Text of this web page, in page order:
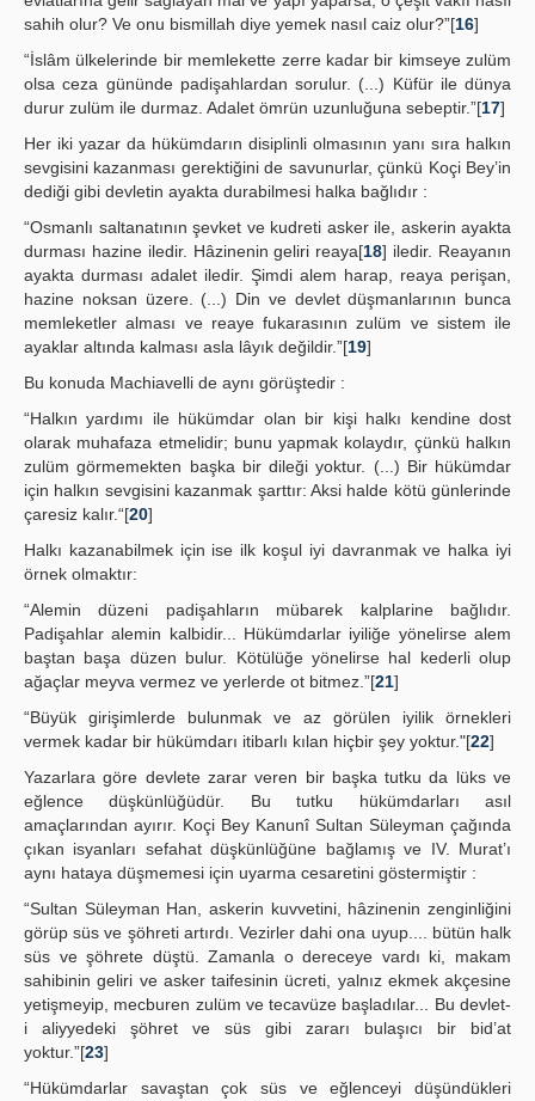
sahih olur? Ve onu bismillah diye yemek nasıl caiz olur?”[16]
“İslâm ülkelerinde bir memlekette zerre kadar bir kimseye zulüm
olsa ceza gününde padişahlardan sorulur. (...) Küfür ile dünya
durur zulüm ile durmaz. Adalet ömrün uzunluğuna sebeptir.”[17]
Her iki yazar da hükümdarın disiplinli olmasının yanı sıra halkın
sevgisini kazanması gerektiğini de savunurlar, çünkü Koçi Bey’in
dediği gibi devletin ayakta durabilmesi halka bağlıdır :
“Osmanlı saltanatının şevket ve kudreti asker ile, askerin ayakta
durması hazine iledir. Hâzinenin geliri reaya[18] iledir. Reayanın
ayakta durması adalet iledir. Şimdi alem harap, reaya perişan,
hazine noksan üzere. (...) Din ve devlet düşmanlarının bunca
memleketler alması ve reaye fukarasının zulüm ve sistem ile
ayaklar altında kalması asla lâyık değildir.”[19]
Bu konuda Machiavelli de aynı görüştedir :
“Halkın yardımı ile hükümdar olan bir kişi halkı kendine dost
olarak muhafaza etmelidir; bunu yapmak kolaydır, çünkü halkın
zulüm görmemekten başka bir dileği yoktur. (...) Bir hükümdar
için halkın sevgisini kazanmak şarttır: Aksi halde kötü günlerinde
çaresiz kalır.“[20]
Halkı kazanabilmek için ise ilk koşul iyi davranmak ve halka iyi
örnek olmaktır:
“Alemin düzeni padişahların mübarek kalplarine bağlıdır.
Padişahlar alemin kalbidir... Hükümdarlar iyiliğe yönelirse alem
baştan başa düzen bulur. Kötülüğe yönelirse hal kederli olup
ağaçlar meyva vermez ve yerlerde ot bitmez.”[21]
“Büyük girişimlerde bulunmak ve az görülen iyilik örnekleri
vermek kadar bir hükümdarı itibarlı kılan hiçbir şey yoktur."[22]
Yazarlara göre devlete zarar veren bir başka tutku da lüks ve
eğlence düşkünlüğüdür. Bu tutku hükümdarları asıl
amaçlarından ayırır. Koçi Bey Kanunî Sultan Süleyman çağında
çıkan isyanları sefahat düşkünlüğüne bağlamış ve IV. Murat’ı
aynı hataya düşmemesi için uyarma cesaretini göstermiştir :
“Sultan Süleyman Han, askerin kuvvetini, hâzinenin zenginliğini
görüp süs ve şöhreti artırdı. Vezirler dahi ona uyup.... bütün halk
süs ve şöhrete düştü. Zamanla o dereceye vardı ki, makam
sahibinin geliri ve asker taifesinin ücreti, yalnız ekmek akçesine
yetişmeyip, mecburen zulüm ve tecavüze başladılar... Bu devlet-
i aliyyedeki şöhret ve süs gibi zararı bulaşıcı bir bid’at
yoktur.”[23]
“Hükümdarlar savaştan çok süs ve eğlenceyi düşündükleri